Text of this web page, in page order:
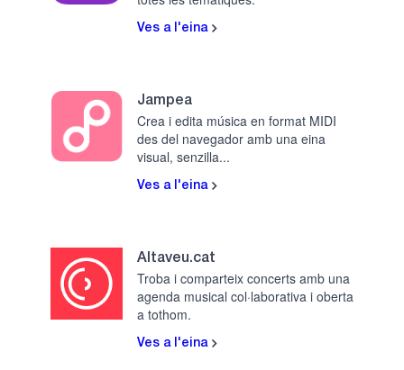
Ves a l'eina
Jampea
Crea i edita música en format MIDI
des del navegador amb una eina
visual, senzilla...
Ves a l'eina
Altaveu.cat
Troba i comparteix concerts amb una
agenda musical col·laborativa i oberta
a tothom.
Ves a l'eina